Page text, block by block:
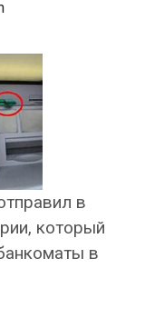
в
который
в